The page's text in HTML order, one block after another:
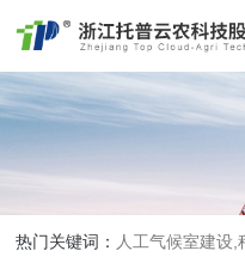
热门关键词： 人工气候室建设